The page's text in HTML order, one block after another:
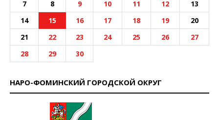
7 8 9 10 11 12
13
14
15 16 17 18 19
20
21
22 23 24 25 26
27
28
29 30
НАРО-ФОМИНСКИЙ ГОРОДСКОЙ ОКРУГ